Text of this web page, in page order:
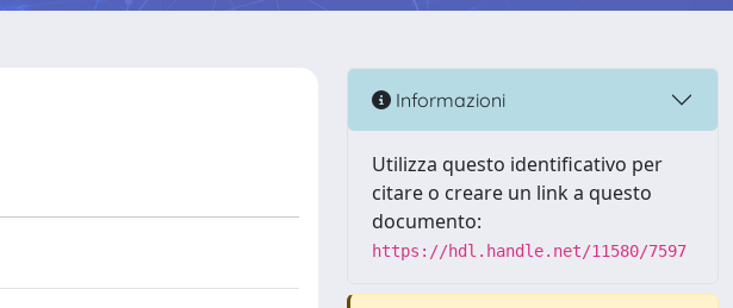
Informazioni
Utilizza questo identificativo per
citare o creare un link a questo
documento:
https://hdl.handle.net/11580/7597